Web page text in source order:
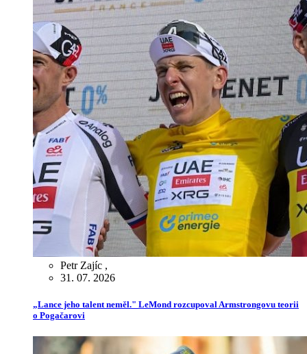
Petr Zajíc ,
31. 07. 2026
„Lance jeho talent neměl." LeMond rozcupoval Armstrongovu teorii
o Pogačarovi